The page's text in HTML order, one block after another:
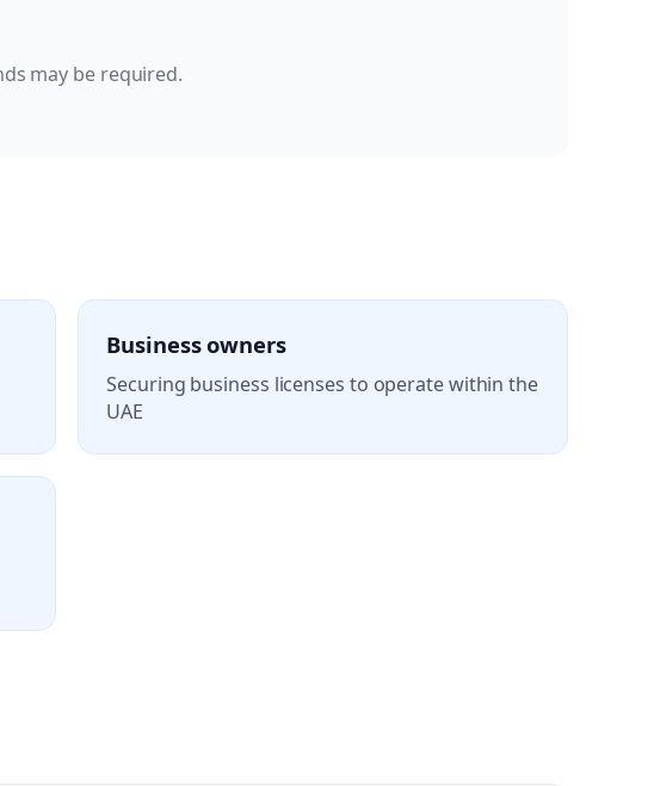
may be required.
Business owners
Securing business licenses to operate within the
UAE